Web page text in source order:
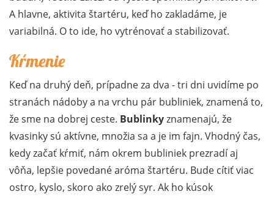
A hlavne, aktivita štartéru, keď ho zakladáme, je
variabilná. O to ide, ho vytrénovať a stabilizovať.
Kŕmenie
Keď na druhý deň, prípadne za dva - tri dni uvidíme po
stranách nádoby a na vrchu pár bubliniek, znamená to,
že sme na dobrej ceste. Bublinkyznamenajú, že
kvasinky sú aktívne, množia sa a je im fajn. Vhodný čas,
kedy začať kŕmiť, nám okrem bubliniek prezradí aj
vôňa, lepšie povedané aróma štartéru. Bude cítiť viac
ostro, kyslo, skoro ako zrelý syr. Ak ho kúsok